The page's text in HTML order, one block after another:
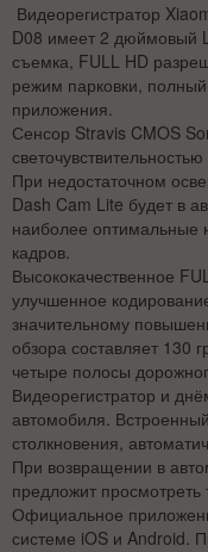
Видеорегистратор
D08 имеет 2 дюймовый
съемка, FULL HD
режим парковки,
приложения.
Сенсор Stravis CMOS
При недостаточном
Dash Cam Lite будет в
наиболее оптимальные
кадров.
Высококачественное
улучшенное
значительному
обзора составляет 130
четыре полосы
Видеорегистратор и
автомобиля.
столкновения,
При возвращении в
предложит
Официальное
системе iOS и Android.